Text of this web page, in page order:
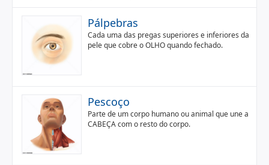
Pálpebras
Cada uma das pregas superiores e inferiores da
pele que cobre o OLHO quando fechado.
Pescoço
Parte de um corpo humano ou animal que une a
CABEÇA com o resto do corpo.